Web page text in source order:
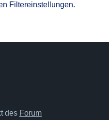
Filtereinstellungen.
des Forum